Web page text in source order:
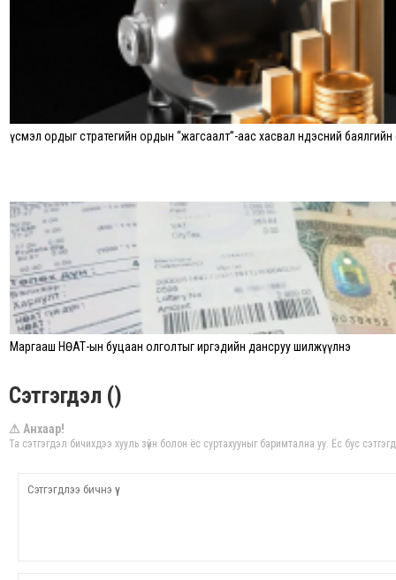
Үүсмэл ордыг стратегийн ордын “жагсаалт”-аас хасвал Үндэсний
Маргааш НӨАТ-ын буцаан олголтыг иргэдийн дансруу шилжүүлнэ
Сэтгэгдэл ()
⚠ Анхаар!
Та сэтгэгдэл бичихдээ хууль зүйн болон ёс суртахууныг баримтална уу. Ёс бус